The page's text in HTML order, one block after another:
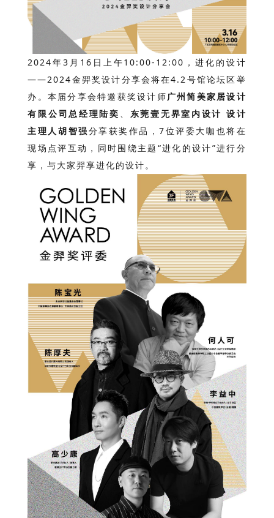
2024年3月16日上午10:00-12:00，进化的设计
——2024金羿奖设计分享会将在4.2号馆论坛区举
办。本届分享会特邀获奖设计师广州简美家居设计
有限公司总经理陆奕 、 东莞壹无界室内设计 设计
主理人胡智强分享获奖作品 ，7位评委大咖也将在
现场点评互动，同时围绕主题“进化的设计”进行分
享，与大家羿享进化的设计。